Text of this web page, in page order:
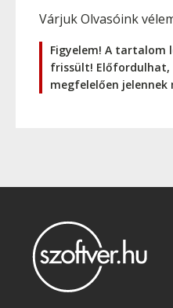
Várjuk Olvasóink
Figyelem! A tartalom
frissült! Előfordulhat,
megfelelően jelennek